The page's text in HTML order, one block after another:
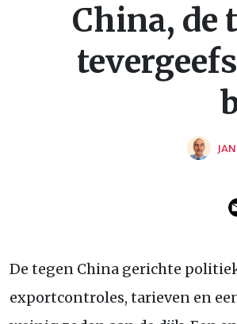
China, de
De tegen China gerichte
exportcontroles, tarieven en